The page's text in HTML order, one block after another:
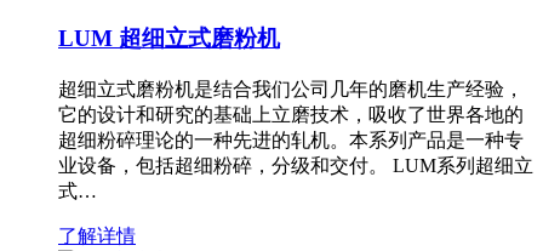
LUM 超细立式磨粉机
超细立式磨粉机是结合我们公司几年的磨机生产经验，
它的设计和研究的基础上立磨技术，吸收了世界各地的
超细粉碎理论的一种先进的轧机。本系列产品是一种专
业设备，包括超细粉碎，分级和交付。 LUM系列超细立
式…
了解详情